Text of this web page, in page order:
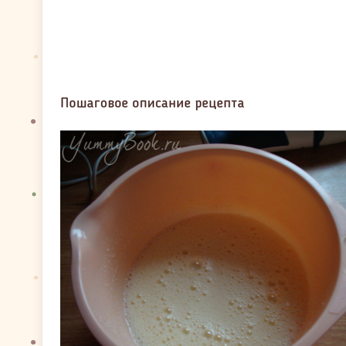
Пошаговое описание рецепта